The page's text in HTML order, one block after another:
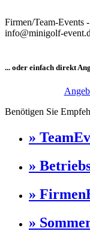
Firmen/Team-Events
info@minigolf-
... oder einfach direkt
Benötigen Sie
»
»
»
»